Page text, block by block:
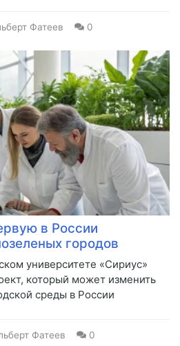
Фатеев 0
в России
городов
университете «Сириус»
который может изменить
среды в России
Фатеев 0